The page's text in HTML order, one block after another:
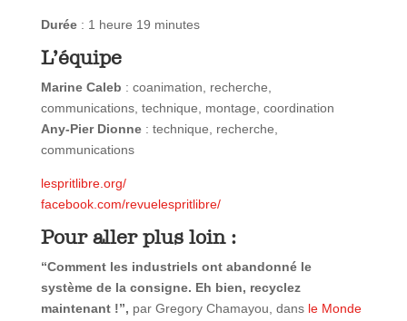
Durée: 1 heure 19 minutes
L’équipe
Marine Caleb : coanimation, recherche,
communications, technique, montage, coordination
Any-Pier Dionne: technique, recherche,
communications
lespritlibre.org/
facebook.com/revuelespritlibre/
Pour aller plus loin :
“Comment les industriels ont abandonné le
système de la consigne. Eh bien, recyclez
maintenant !”, par Gregory Chamayou, dans le Monde